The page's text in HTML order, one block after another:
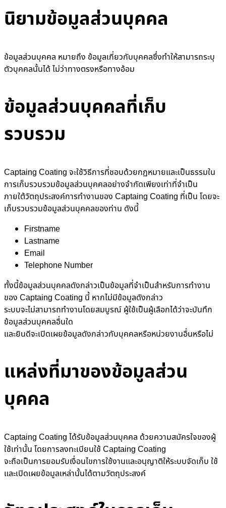
นิยามข้อมูลส่วนบุคคล
ข้อมูลส่วนบุคคล หมายถึง ข้อมูลเกี่ยวกับบุคคลซึ่งทำให้สามารถระบุ
ตัวบุคคลนั้นได้ ไม่ว่าทางตรงหรือทางอ้อม
ข้อมูลส่วนบุคคลที่เก็บ
รวบรวม
Captaing Coating จะใช้วิธีการที่ชอบด้วยกฏหมายและเป็นธรรมใน
การเก็บรวบรวมข้อมูลส่วนบุคคลอย่างจำกัดเพียงเท่าที่จำเป็น
ภายใต้วัตถุประสงค์การทำงานของ Captaing Coating ที่เป็น โดยจะ
เก็บรวบรวมข้อมูลส่วนบุคคลของท่าน ดังนี้
Firstname
Lastname
Email
Telephone Number
ทั้งนี้ข้อมูลส่วนบุคคลดังกล่าวเป็นข้อมูลที่จำเป็นสำหรับการทำงาน
ของ Captaing Coating นี้ หากไม่มีข้อมูลดังกล่าว
ระบบจะไม่สามารถทำงานโดยสมบูรณ์ ผู้ใช้เป็นผู้เลือกได้ว่าจะบันทึก
ข้อมูลส่วนบุคคลอื่นใด
และยินดีจะเปิดเผยข้อมูลดังกล่าวกับบุคคลหรือหน่วยงานอื่นหรือไม่
แหล่งที่มาของข้อมูลส่วน
บุคคล
Captaing Coating ได้รับข้อมูลส่วนบุคคล ด้วยความสมัครใจของผู้
ใช้เท่านั้น โดยการลงทะเบียนใช้ Captaing Coating
จะถือเป็นการยอมรับเงื่อนไขการใช้งานและอนุญาติให้ระบบจัดเก็บ ใช้
และเปิดเผยข้อมูลเหล่านั้นได้ตามวัตถุประสงค์